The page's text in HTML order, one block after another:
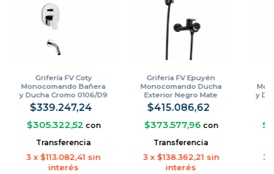
Grifería FV Coty
Monocomando Bañera
y Ducha Cromo 0106/D9
$339.247,24
$305.322,52 con
Transferencia
3 x $113.082,41 sin
interés
Grifería FV Epuyén
Monocomando Ducha
Exterior Negro Mate
0310/L2-NG
$415.086,62
$373.577,96 con
Transferencia
3 x $138.362,21 sin
interés
y
3